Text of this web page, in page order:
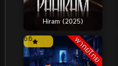
Hiram (2025)
พากย์ไทย
6.6